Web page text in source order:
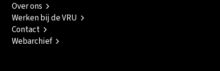
Over ons
Werken bij de VRU
Contact
Webarchief